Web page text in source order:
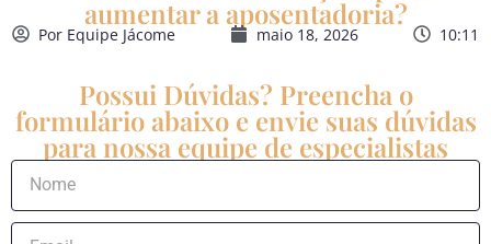
aumentar a aposentadoria?
Por Equipe Jácome maio 18, 2026 10:11
Possui Dúvidas? Preencha o
formulário abaixo e envie suas dúvidas
para nossa equipe de especialistas